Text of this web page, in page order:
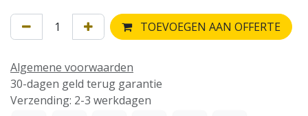
TOEVOEGEN AAN OFFERTE
Algemene voorwaarden
30-dagen geld terug garantie
Verzending: 2-3 werkdagen